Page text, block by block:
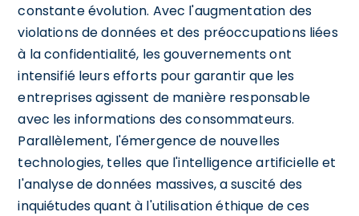
constante évolution. Avec l'augmentation des
violations de données et des préoccupations liées
à la confidentialité, les gouvernements ont
intensifié leurs efforts pour garantir que les
entreprises agissent de manière responsable
avec les informations des consommateurs.
Parallèlement, l'émergence de nouvelles
technologies, telles que l'intelligence artificielle et
l'analyse de données massives, a suscité des
inquiétudes quant à l'utilisation éthique de ces